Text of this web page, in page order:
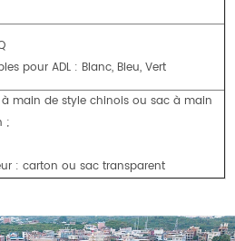
pour ADL : Blanc, Bleu, Vert
main de style chinois ou sac à main
;
: carton ou sac transparent